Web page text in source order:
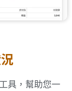
具，幫助您一